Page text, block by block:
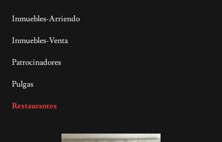
Inmuebles-Arriendo
Inmuebles-Venta
Patrocinadores
Pulgas
Restaurantes